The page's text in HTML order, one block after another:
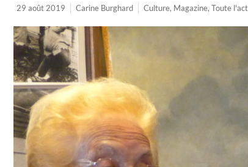
29 août 2019 Carine Burghard Culture, Magazine, Toute